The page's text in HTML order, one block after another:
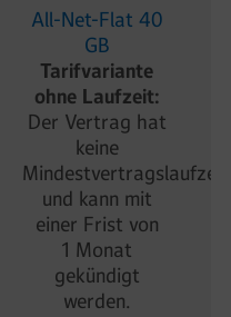
All-Net-Flat 40
GB
Tarifvariante
ohne Laufzeit:
Der Vertrag hat
keine
Mindestvertragslaufzeit
und kann mit
einer Frist von
1 Monat
gekündigt
werden.